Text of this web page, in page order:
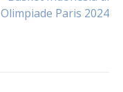
Olimpiade Paris 2024